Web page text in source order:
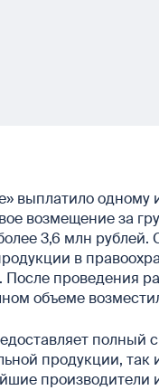
выплатило одному
возмещение за
3,6 млн рублей.
в
После проведения
объеме
полный
продукции,
производители